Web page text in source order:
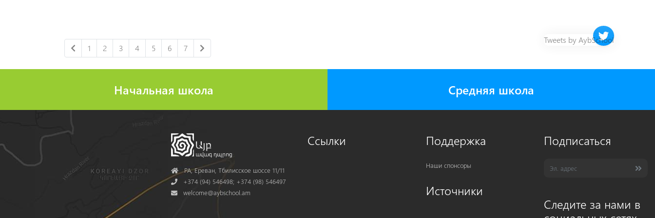
1 2 3 4 5 6 7
Twitter timeline
Tweets by AybSchool
Начальная школа Средняя школа
AddressРА, Ереван, Тбилисское шоссе 11/11
Phone+374 (94) 546498; +374 (98) 546497
Mail
welcome@aybschool.am
Ссылки Поддержка
Наши спонсоры
Источники
Подписаться
Следите за нами в